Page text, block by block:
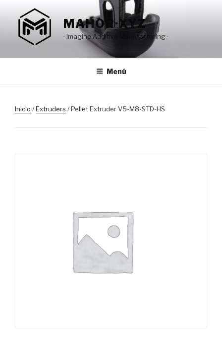
contenido
MAHOR·XYZ
· Imagine Additive Manufacturing ·
Menú
Inicio /Extruders / Pellet Extruder V5-M8-STD-HS